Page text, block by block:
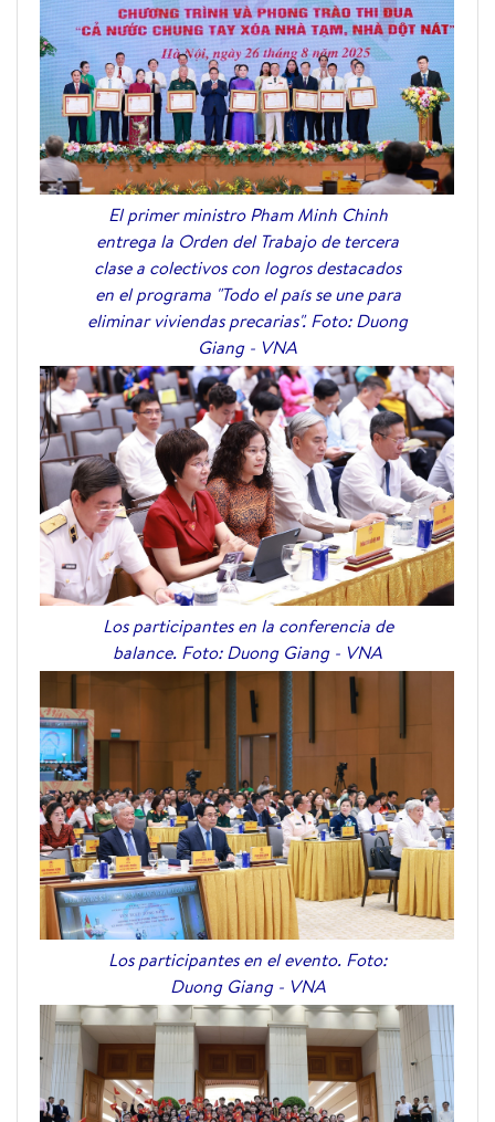
El primer ministro Pham Minh Chinh
entrega la Orden del Trabajo de tercera
clase a colectivos con logros destacados
en el programa "Todo el país se une para
eliminar viviendas precarias". Foto: Duong
Giang - VNA
Los participantes en la conferencia de
balance. Foto: Duong Giang - VNA
Los participantes en el evento. Foto:
Duong Giang - VNA